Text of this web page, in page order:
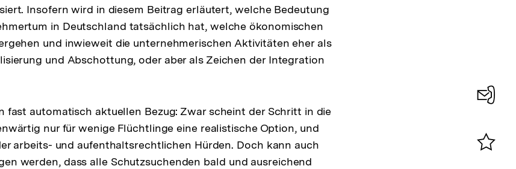
Insofern wird in diesem Beitrag erläutert, welche Bedeutung
in Deutschland tatsächlich hat, welche ökonomischen
und inwieweit die unternehmerischen Aktivitäten eher als
und Abschottung, oder aber als Zeichen der Integration
fast automatisch aktuellen Bezug: Zwar scheint der Schritt in die
nur für wenige Flüchtlinge eine realistische Option, und
arbeits- und aufenthaltsrechtlichen Hürden. Doch kann auch
werden, dass alle Schutzsuchenden bald und ausreichend